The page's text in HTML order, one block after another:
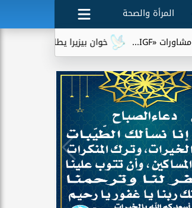
المرأة والصحة
خوان بيزيرا يطلب الرحيل عن الزمالك..